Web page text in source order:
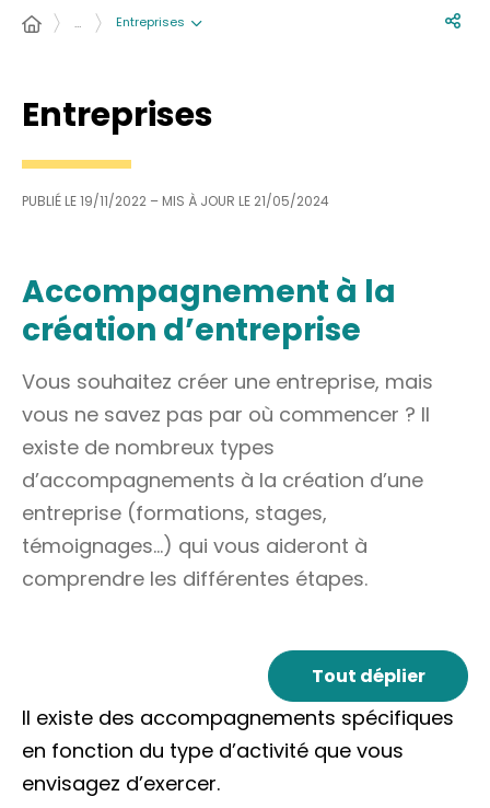
Entreprises
PUBLIÉ LE19/11/2022 – MIS À JOUR LE 21/05/2024
… Entreprises
Accompagnement à la
création d’entreprise
Vous souhaitez créer une entreprise, mais
vous ne savez pas par où commencer ? Il
existe de nombreux types
d’accompagnements à la création d’une
entreprise (formations, stages,
témoignages…) qui vous aideront à
comprendre les différentes étapes.
Tout déplier
Il existe des accompagnements spécifiques
en fonction du type d’activité que vous
envisagez d’exercer.